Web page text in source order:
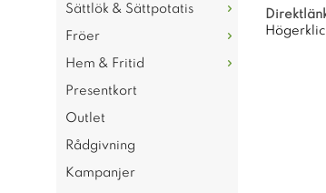
Sättlök & Sättpotatis
Fröer
Hem & Fritid
Presentkort
Outlet
Rådgivning
Kampanjer